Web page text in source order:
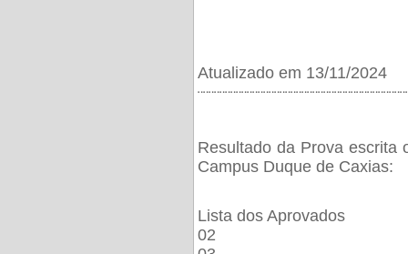
Atualizado em 13/11/2024
Resultado da Prova escrita
Campus Duque de Caxias:
Lista dos Aprovados
02